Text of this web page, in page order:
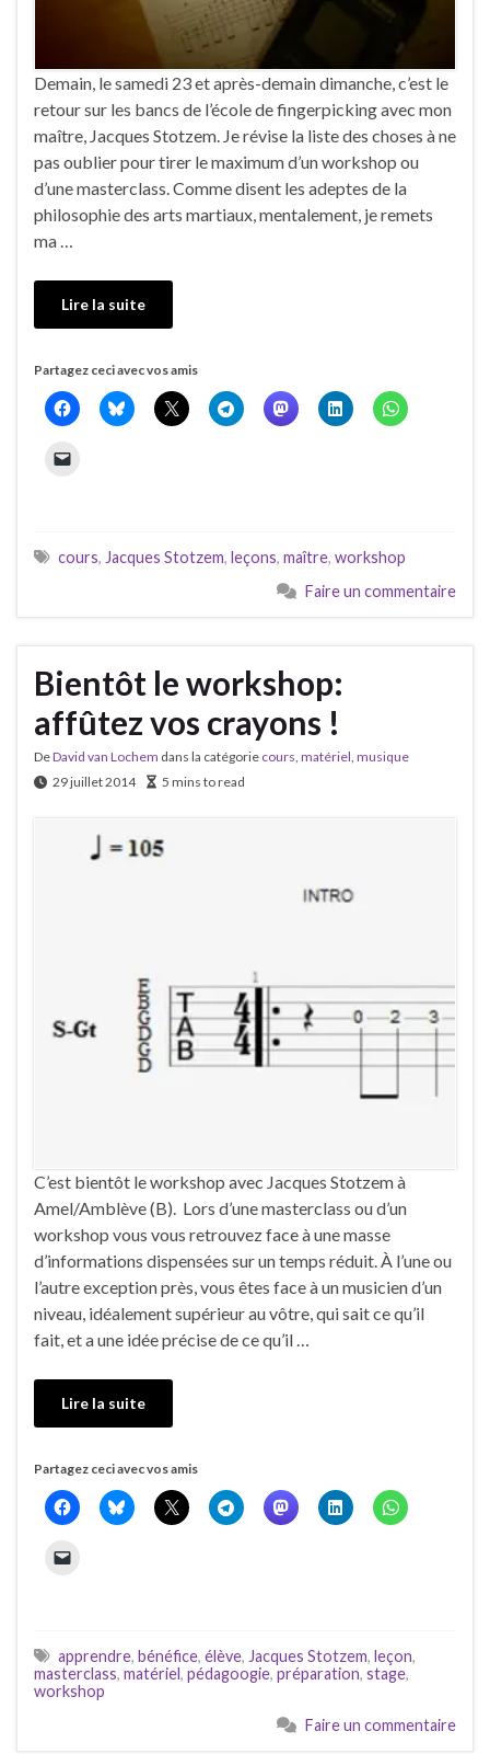
Demain, le samedi 23 et après-demain dimanche, c’est le
retour sur les bancs de l’école de fingerpicking avec mon
maître, Jacques Stotzem. Je révise la liste des choses à ne
pas oublier pour tirer le maximum d’un workshop ou
d’une masterclass. Comme disent les adeptes de la
philosophie des arts martiaux, mentalement, je remets
ma …
Lire la suite
Partagez ceci avec vos amis
cours, Jacques Stotzem, leçons, maître, workshop
Faire un commentaire
Bientôt le workshop:
affûtez vos crayons !
DeDavid van Lochem dans la catégorie cours, matériel, musique
29 juillet 2014
5 mins to read
C’est bientôt le workshop avec Jacques Stotzem à
Amel/Amblève (B). Lors d’une masterclass ou d’un
workshop vous vous retrouvez face à une masse
d’informations dispensées sur un temps réduit. À l’une ou
l’autre exception près, vous êtes face à un musicien d’un
niveau, idéalement supérieur au vôtre, qui sait ce qu’il
fait, et a une idée précise de ce qu’il …
Lire la suite
Partagez ceci avec vos amis
apprendre, bénéfice, élève, Jacques Stotzem, leçon,
masterclass, matériel, pédagoogie, préparation, stage,
workshop
Faire un commentaire